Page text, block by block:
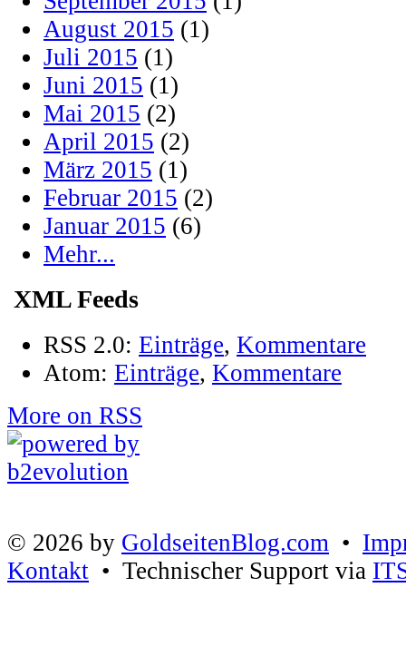
August 2015 (1)
Juli 2015 (1)
Juni 2015 (1)
Mai 2015 (2)
April 2015 (2)
März 2015 (1)
Februar 2015 (2)
Januar 2015 (6)
Mehr...
XML Feeds
RSS 2.0: Einträge, Kommentare
Atom: Einträge, Kommentare
More on RSS
© 2026 by GoldseitenBlog.com •
Kontakt • Technischer Support via